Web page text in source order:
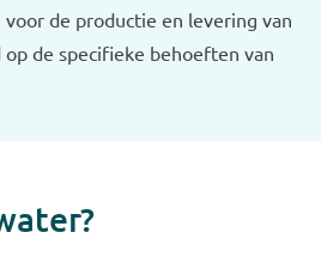
de productie en levering van
de specifieke behoeften van